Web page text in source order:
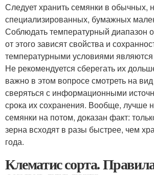
Следует хранить семянки в обычных,
специализированных, бумажных
Соблюдать температурный диапазон
от этого зависят свойства и
температурными условиями
Не рекомендуется сберегать их
важно в этом вопросе смотреть на
сверяться с информационными
срока их сохранения. Вообще, лучше
семянки на потом, доказан факт:
зерна всходят в разы быстрее, чем
года.
Клематис сорта.